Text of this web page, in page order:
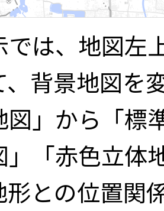
では、地図左
、背景地図を
図」から「
」「赤色立体
形との位置関